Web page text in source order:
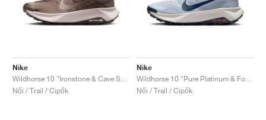
Nike
Női / Trail / Cipők
Nike
Női / Trail / Cipők